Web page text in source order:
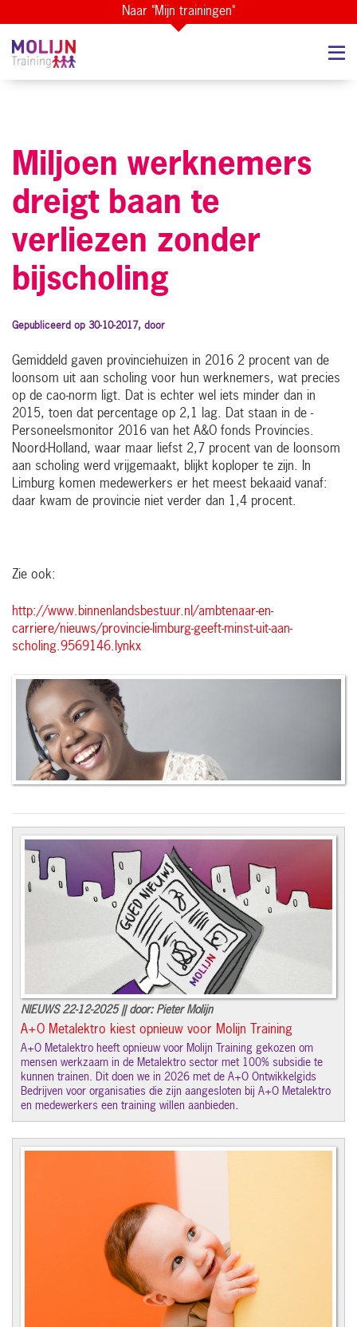
Naar "Mijn trainingen"
Miljoen werknemers
dreigt baan te
verliezen zonder
bijscholing
Gepubliceerd op 30-10-2017, door
Gemiddeld gaven provinciehuizen in 2016 2 procent van de
loonsom uit aan scholing voor hun werknemers, wat precies
op de cao-norm ligt. Dat is echter wel iets minder dan in
2015, toen dat percentage op 2,1 lag. Dat staan in de ­
Personeelsmonitor 2016 van het A&O fonds Provincies.
Noord-Holland, waar maar liefst 2,7 procent van de loonsom
aan scholing werd vrijgemaakt, blijkt koploper te zijn. In
Limburg komen medewerkers er het meest bekaaid vanaf:
daar kwam de provincie niet verder dan 1,4 procent.
Zie ook:
http://www.binnenlandsbestuur.nl/ambtenaar-en-
carriere/nieuws/provincie-limburg-geeft-minst-uit-aan-
scholing.9569146.lynkx
NIEUWS 22-12-2025 || door: Pieter Molijn
A+O Metalektro kiest opnieuw voor Molijn Training
A+O Metalektro heeft opnieuw voor Molijn Training gekozen om
mensen werkzaam in de Metalektro sector met 100% subsidie te
kunnen trainen. Dit doen we in 2026 met de A+O Ontwikkelgids
Bedrijven voor organisaties die zijn aangesloten bij A+O Metalektro
en medewerkers een training willen aanbieden.